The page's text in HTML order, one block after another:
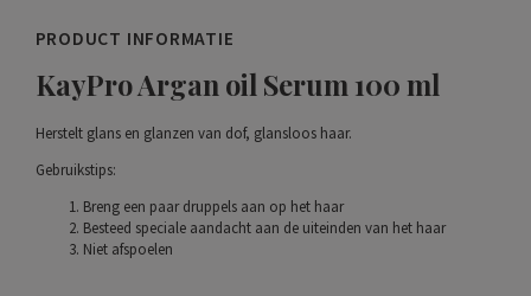
PRODUCT INFORMATIE
KayPro Argan oil Serum 100 ml
Herstelt glans en glanzen van dof, glansloos haar.
Gebruikstips:
Breng een paar druppels aan op het haar
Besteed speciale aandacht aan de uiteinden van het haar
Niet afspoelen